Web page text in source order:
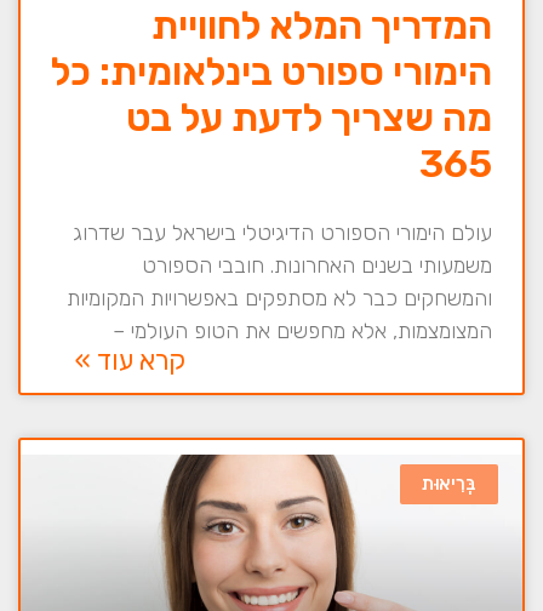
המדריך המלא לחוויית
הימורי ספורט בינלאומית: כל
מה שצריך לדעת על בט
365
עולם הימורי הספורט הדיגיטלי בישראל עבר שדרוג
משמעותי בשנים האחרונות. חובבי הספורט
והמשחקים כבר לא מסתפקים באפשרויות המקומיות
המצומצמות, אלא מחפשים את הטופ העולמי –
קרא עוד »
בְּרִיאוּת